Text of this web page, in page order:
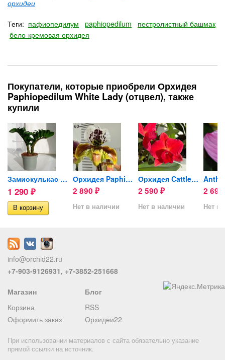
орхидеи
Теги: пафиопедилум paphiopedilum
пестролистный башмак
бело-кремовая орхидея
Покупатели, которые приобрели Орхидея
Paphiopedilum White Lady (отцвел), также
купили
Замиокулькас Жук (Zenzi) d-9cм
1 290 ₽
Орхидея Paphiopedilum...
2 890 ₽
Нет в наличии
Орхидея Cattleya hybrid...
2 590 ₽
Нет в наличии
2 690
Нет в
info@orchid22.ru
+7-903-9126931, +7-3852-251668
Магазин
Корзина
Оформить заказ
Блог
RSS
Орхидеи22
При использовании материалов с сайта обязательно указание
прямой ссылки на источник.